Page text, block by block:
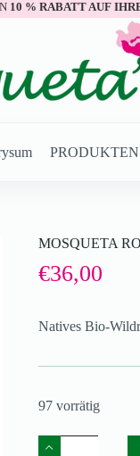
10 % RABATT AUF
PRODUKTEN
MOSQUETA
€36,00
Natives Bio-
97 vorrätig